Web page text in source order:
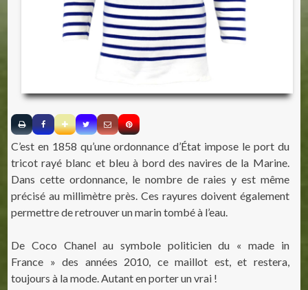
C’est en 1858 qu’une ordonnance d’État impose le port du
tricot rayé blanc et bleu à bord des navires de la Marine.
Dans cette ordonnance, le nombre de raies y est même
précisé au millimètre près. Ces rayures doivent également
permettre de retrouver un marin tombé à l’eau.
De Coco Chanel au symbole politicien du « made in
France » des années 2010, ce maillot est, et restera,
toujours à la mode. Autant en porter un vrai !